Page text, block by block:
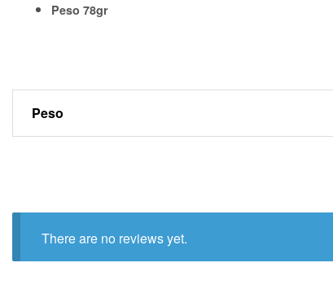
Peso 78gr
Peso
There are no reviews yet.